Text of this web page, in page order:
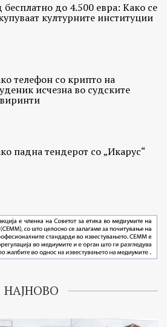
бесплатно до 4.500 евра: Како се
културните институции
телефон со крипто на
исчезна во судските
падна тендерот со „Икарус“
НАЈНОВО